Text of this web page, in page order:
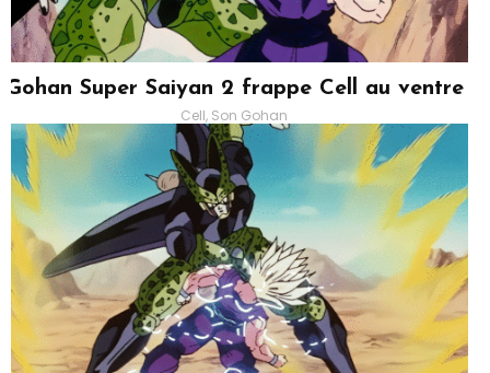
Gohan Super Saiyan 2 frappe Cell au ventre
Cell, Son Gohan